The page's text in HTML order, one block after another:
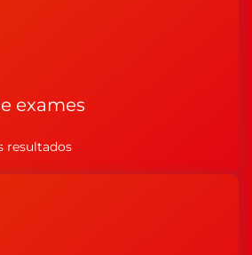
exames
resultados